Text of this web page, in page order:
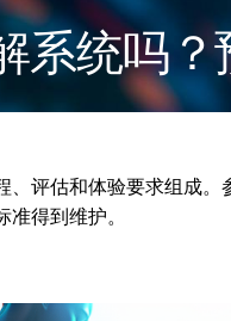
？预约
评估和体验要求组成
得到维护。